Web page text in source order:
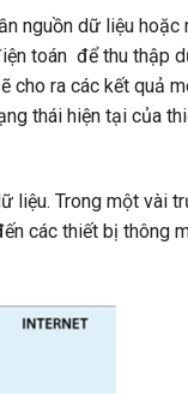
nguồn dữ liệu hoặc
toán để thu thập
cho ra các kết quả
thái hiện tại của
liệu. Trong một vài
các thiết bị thông